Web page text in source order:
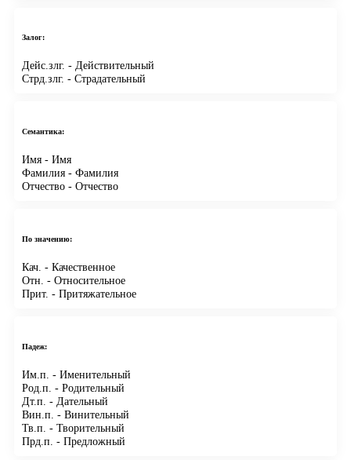
Залог:
Дейс.злг. - Действительный
Стрд.злг. - Страдательный
Семантика:
Имя - Имя
Фамилия - Фамилия
Отчество - Отчество
По значению:
Кач. - Качественное
Отн. - Относительное
Прит. - Притяжательное
Падеж:
Им.п. - Именительный
Род.п. - Родительный
Дт.п. - Дательный
Вин.п. - Винительный
Тв.п. - Творительный
Прд.п. - Предложный